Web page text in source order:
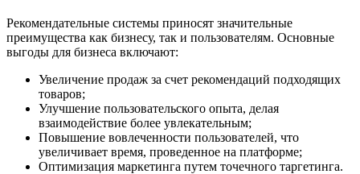
Рекомендательные системы приносят значительные
преимущества как бизнесу, так и пользователям. Основные
выгоды для бизнеса включают:
Увеличение продаж за счет рекомендаций подходящих
товаров;
Улучшение пользовательского опыта, делая
взаимодействие более увлекательным;
Повышение вовлеченности пользователей, что
увеличивает время, проведенное на платформе;
Оптимизация маркетинга путем точечного таргетинга.